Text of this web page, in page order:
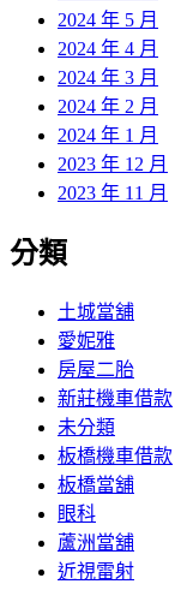
2024 年 5 月
2024 年 4 月
2024 年 3 月
2024 年 2 月
2024 年 1 月
2023 年 12 月
2023 年 11 月
分類
土城當舖
愛妮雅
房屋二胎
新莊機車借款
未分類
板橋機車借款
板橋當舖
眼科
蘆洲當舖
近視雷射